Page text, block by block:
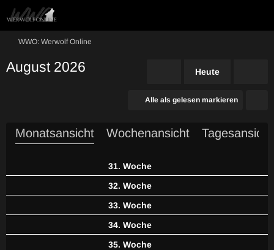
WWO: Werwolf Online
August 2026 Heute
Alle als gelesen markieren
Monatsansicht Wochenansicht Tagesansicht
31. Woche
32. Woche
33. Woche
34. Woche
35. Woche